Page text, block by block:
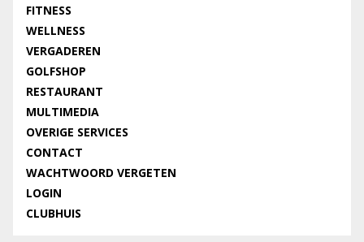
FITNESS
WELLNESS
VERGADEREN
GOLFSHOP
RESTAURANT
MULTIMEDIA
OVERIGE SERVICES
CONTACT
WACHTWOORD VERGETEN
LOGIN
CLUBHUIS